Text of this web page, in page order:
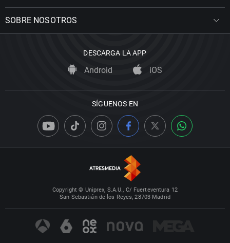
SOBRE NOSOTROS
DESCARGA LA APP
Android iOS
SÍGUENOS EN
Copyright © Uniprex, S.A.U., C/ Fuerteventura 12
San Sebastián de los Reyes, 28703 Madrid